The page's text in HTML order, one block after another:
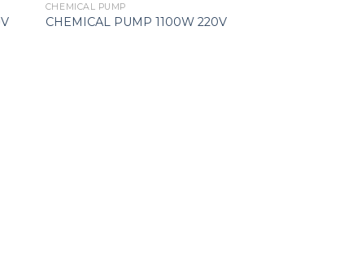
CHEMICAL PUMP
CHEMICAL PUMP 1100W 220V